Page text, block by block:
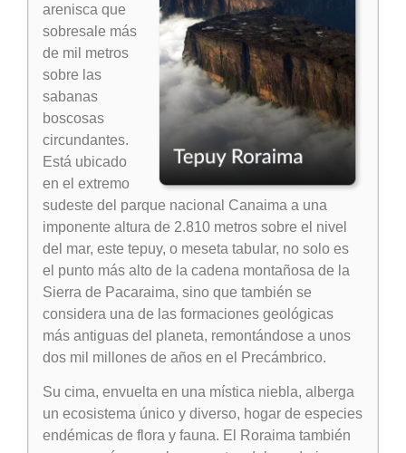
arenisca que
sobresale más
de mil metros
sobre las
sabanas
boscosas
circundantes.
Está ubicado
en el extremo
sudeste del parque nacional Canaima a una
imponente altura de 2.810 metros sobre el nivel
del mar, este tepuy, o meseta tabular, no solo es
el punto más alto de la cadena montañosa de la
Sierra de Pacaraima, sino que también se
considera una de las formaciones geológicas
más antiguas del planeta, remontándose a unos
dos mil millones de años en el Precámbrico.
Su cima, envuelta en una mística niebla, alberga
un ecosistema único y diverso, hogar de especies
endémicas de flora y fauna. El Roraima también